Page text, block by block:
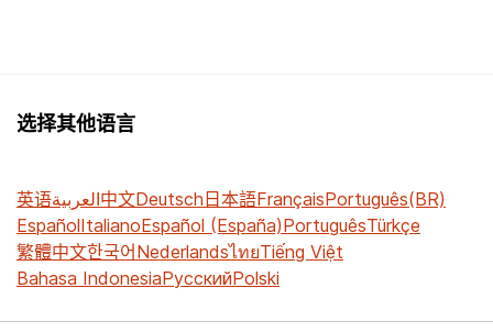
选择其他语言
英语العربية中文Deutsch日本語FrançaisPortuguês(BR)
EspañolItalianoEspañol (España)PortuguêsTürkçe
繁體中文한국어NederlandsไทยTiếng Việt
Bahasa IndonesiaРусскийPolski